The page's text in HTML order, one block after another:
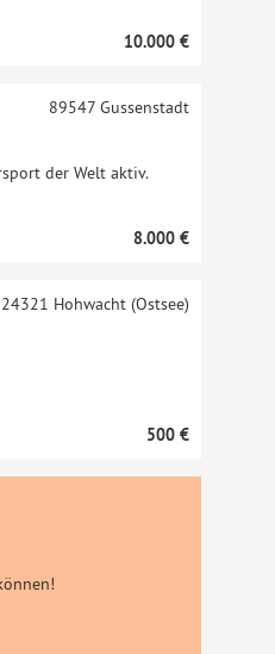
10.000 €
der Welt aktiv.
89547Gussenstadt
8.000 €
24321 Hohwacht (Ostsee)
500 €